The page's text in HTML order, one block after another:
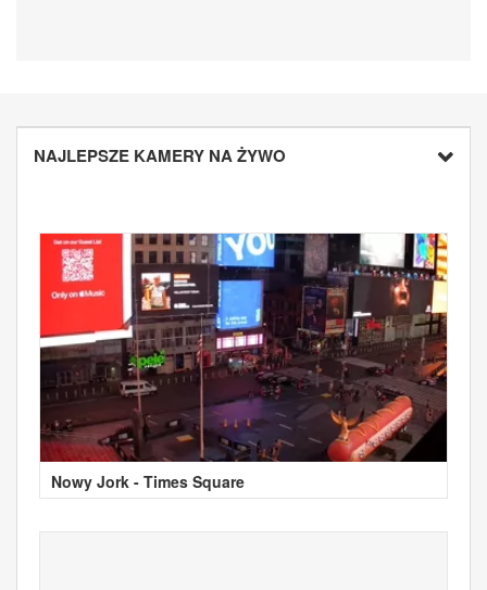
NAJLEPSZE KAMERY NA ŻYWO
Nowy Jork - Times Square